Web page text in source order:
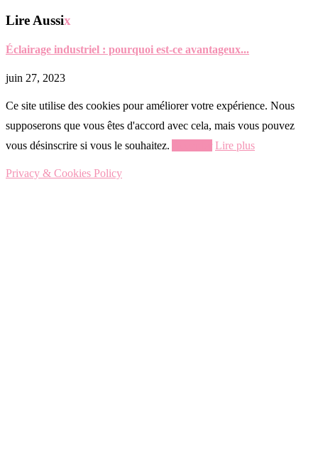
Lire Aussix
Éclairage industriel : pourquoi est-ce avantageux...
juin 27, 2023
Ce site utilise des cookies pour améliorer votre expérience. Nous
supposerons que vous êtes d'accord avec cela, mais vous pouvez
vous désinscrire si vous le souhaitez.
Lire plus
Privacy & Cookies Policy